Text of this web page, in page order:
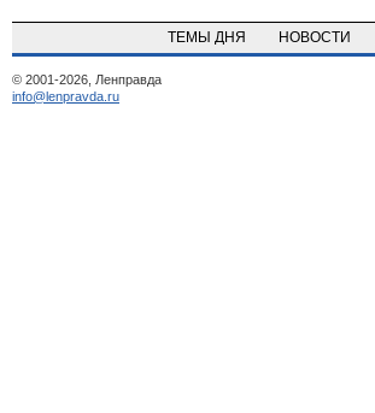
ТЕМЫ ДНЯ НОВОСТИ
© 2001-2026, Ленправда
info@lenpravda.ru